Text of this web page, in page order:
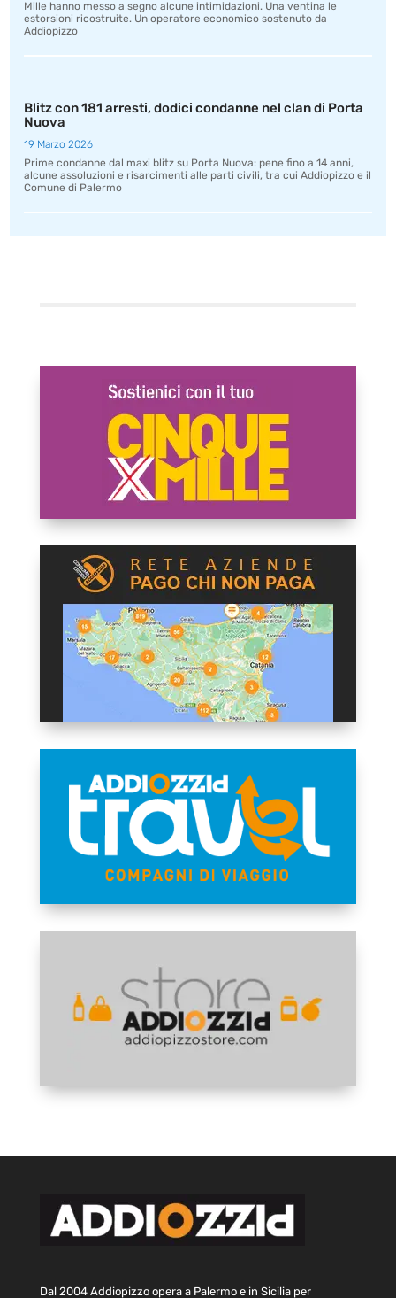
Mille hanno messo a segno alcune intimidazioni. Una ventina le
estorsioni ricostruite. Un operatore economico sostenuto da
Addiopizzo
Blitz con 181 arresti, dodici condanne nel clan di Porta
Nuova
19 Marzo 2026
Prime condanne dal maxi blitz su Porta Nuova: pene fino a 14 anni,
alcune assoluzioni e risarcimenti alle parti civili, tra cui Addiopizzo e il
Comune di Palermo
Dal 2004 Addiopizzo opera a Palermo e in Sicilia per